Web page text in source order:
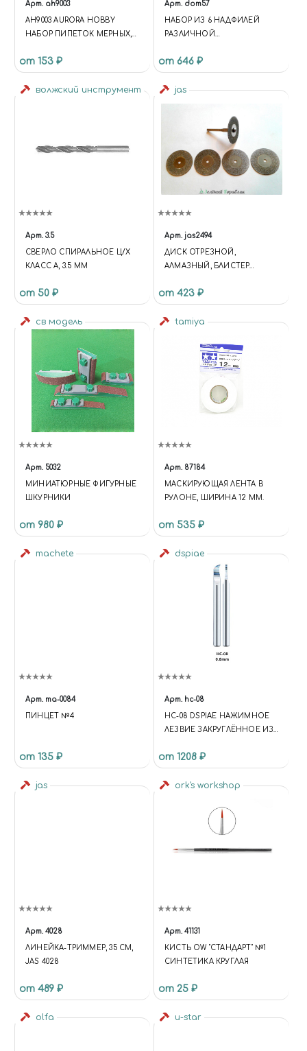
Арт. ah9003
AH9003 AURORA HOBBY
НАБОР ПИПЕТОК МЕРНЫХ,
ШТУКИ, 0.2 МЛ - 5 ШТУК)
от 153 ₽
Арт. dom57
НАБОР ИЗ 6 НАДФИЛЕЙ
РАЗЛИЧНОЙ
ГРУБОЙ ОБРАБОТКИ С
ПЛАСТИКОВЫМИ
РУКОЯТКАМИ
от 646 ₽
волжский инструмент
Арт. 3.5
СВЕРЛО СПИРАЛЬНОЕ Ц/Х
КЛАСС А, 3.5 ММ
от 50 ₽
jas
Арт. jas2494
ДИСК ОТРЕЗНОЙ,
АЛМАЗНЫЙ, БЛИСТЕР
от 423 ₽
св модель
Арт. 5032
МИНИАТЮРНЫЕ ФИГУРНЫЕ
ШКУРНИКИ
от 980 ₽
tamiya
Арт. 87184
МАСКИРУЮЩАЯ ЛЕНТА В
РУЛОНЕ, ШИРИНА 12 ММ.
от 535 ₽
machete
Арт. ma-0084
ПИНЦЕТ №4
от 135 ₽
dspiae
Арт. hc-08
HC-08 DSPIAE НАЖИМНОЕ
ЛЕЗВИЕ ЗАКРУГЛЁННОЕ ИЗ
ММ
от 1208 ₽
jas
Арт. 4028
ЛИНЕЙКА-ТРИММЕР, 35 СМ,
JAS 4028
от 489 ₽
ork's workshop
Арт. 41131
КИСТЬ OW "СТАНДАРТ" №1
СИНТЕТИКА КРУГЛАЯ
от 25 ₽
olfa u-star